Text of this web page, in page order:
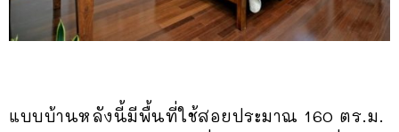
แบบบ้านหลังนี้มีพื้นที่ใช้สอยประมาณ 160 ตร.ม.